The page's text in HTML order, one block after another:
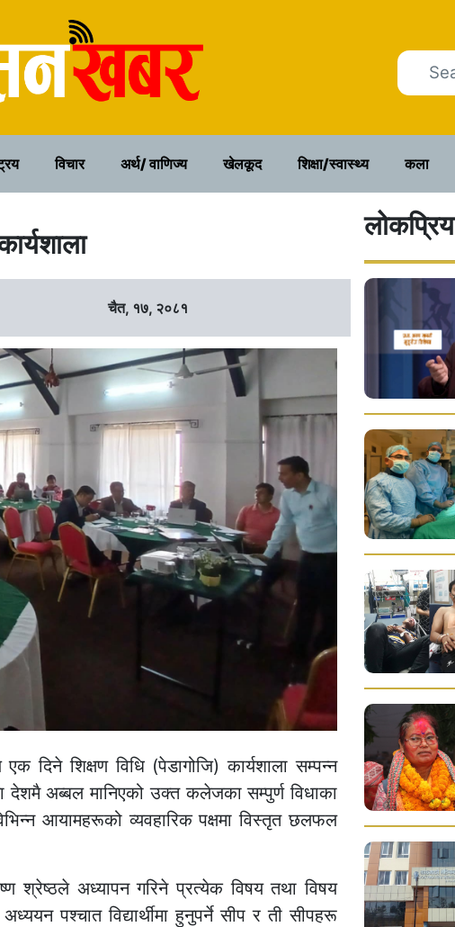
२१ साउन २०८३, बिहिवार
विचार अर्थ/ वाणिज्य खेलकूद शिक्षा/स्वास्थ्य कला
चैत, १७, २०८१
दिने शिक्षण विधि (पेडागोजि) कार्यशाला सम्पन्न
देशमै अब्बल मानिएको उक्त कलेजका सम्पुर्ण विधाका
आयामहरूको व्यवहारिक पक्षमा विस्तृत छलफल
श्रेष्ठले अध्यापन गरिने प्रत्येक विषय तथा विषय
पश्चात विद्यार्थीमा हुनुपर्ने सीप र ती सीपहरू
लोकप्रिय